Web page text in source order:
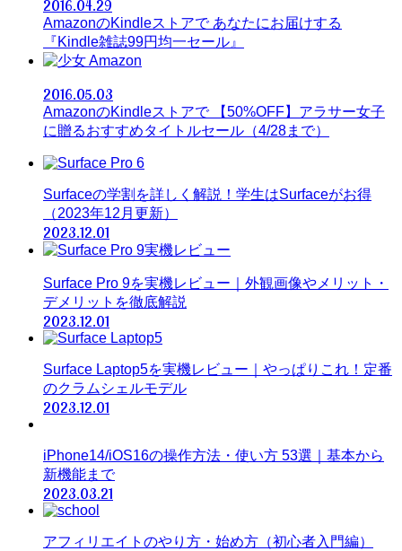
2016.04.29
AmazonのKindleストアで あなたにお届けする
『Kindle雑誌99円均一セール』
Amazon
2016.05.03
AmazonのKindleストアで 【50%OFF】アラサー女子
に贈るおすすめタイトルセール（4/28まで）
Surfaceの学割を詳しく解説！学生はSurfaceがお得
（2023年12月更新）
2023.12.01
Surface Pro 9を実機レビュー｜外観画像やメリット・
デメリットを徹底解説
2023.12.01
Surface Laptop5を実機レビュー｜やっぱりこれ！定番
のクラムシェルモデル
2023.12.01
iPhone14/iOS16の操作方法・使い方 53選｜基本から
新機能まで
2023.03.21
アフィリエイトのやり方・始め方（初心者入門編）